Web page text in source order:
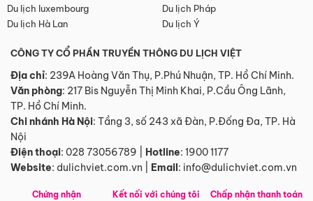
Du lịch luxembourg
Du lịch Pháp
Du lịch Hà Lan
Du lịch Ý
CÔNG TY CỔ PHẦN TRUYỀN THÔNG DU LỊCH VIỆT
Địa chỉ: 239A Hoàng Văn Thụ, P.Phú Nhuận, TP. Hồ Chí Minh.
Văn phòng: 217 Bis Nguyễn Thị Minh Khai, P.Cầu Ông Lãnh,
TP. Hồ Chí Minh.
Chi nhánh Hà Nội: Tầng 3, số 243 xã Đàn, P.Đống Đa, TP. Hà
Nội
Điện thoại: 028 73056789 Hotline: 1900 1177
Website: dulichviet.com.vn Email: info@dulichviet.com.vn
Chứng nhận Kết nối với chúng tôi Chấp nhận thanh toán